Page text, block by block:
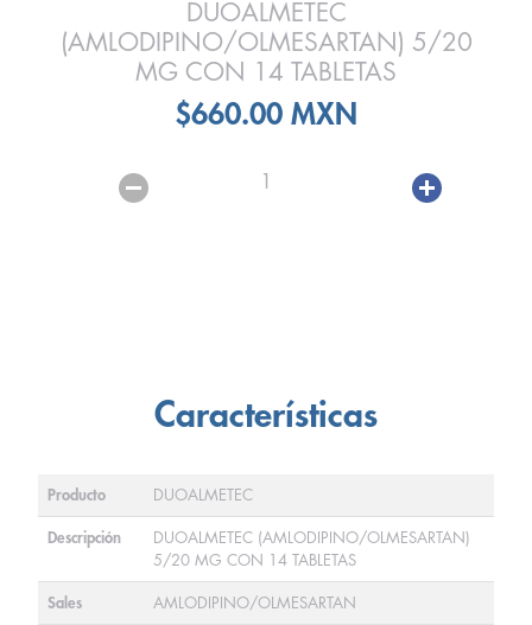
DUOALMETEC
(AMLODIPINO/OLMESARTAN) 5/20
MG CON 14 TABLETAS
$660.00 MXN
1
Características
Producto DUOALMETEC
Descripción
DUOALMETEC (AMLODIPINO/OLMESARTAN)
5/20 MG CON 14 TABLETAS
Sales AMLODIPINO/OLMESARTAN